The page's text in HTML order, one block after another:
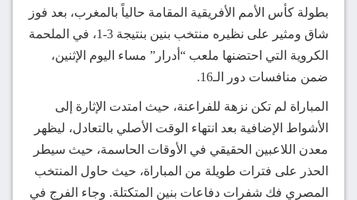
بطولة كأس الأمم الأفريقية المقامة حالياً بالمغرب، بعد فوز
شاق ومثير على نظيره منتخب بنين بنتيجة 3-1، في الملحمة
الكروية التي احتضنها ملعب “أدرار” مساء اليوم الإثنين،
ضمن منافسات دور الـ16.
المباراة لم تكن نزهة للفراعنة، حيث امتدت الإثارة إلى
الأشواط الإضافية بعد انتهاء الوقت الأصلي بالتعادل، ليظهر
معدن اللاعبين الحقيقي في الأوقات الحاسمة، حيث سيطر
الحذر على فترات طويلة من المباراة، حيث حاول المنتخب
المصري فك شفرات دفاعات بنين المتكتلة. وجاء الفرج في